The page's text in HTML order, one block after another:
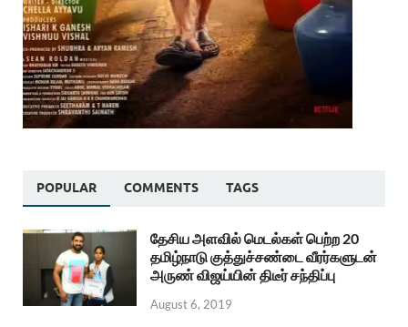
POPULAR COMMENTS TAGS
தேசிய அளவில் மெடல்கள் பெற்ற 20
தமிழ்நாடு குத்துச்சண்டை வீரர்களுடன்
அருண் விஜய்யின் திடீர் சந்திப்பு
August 6, 2019